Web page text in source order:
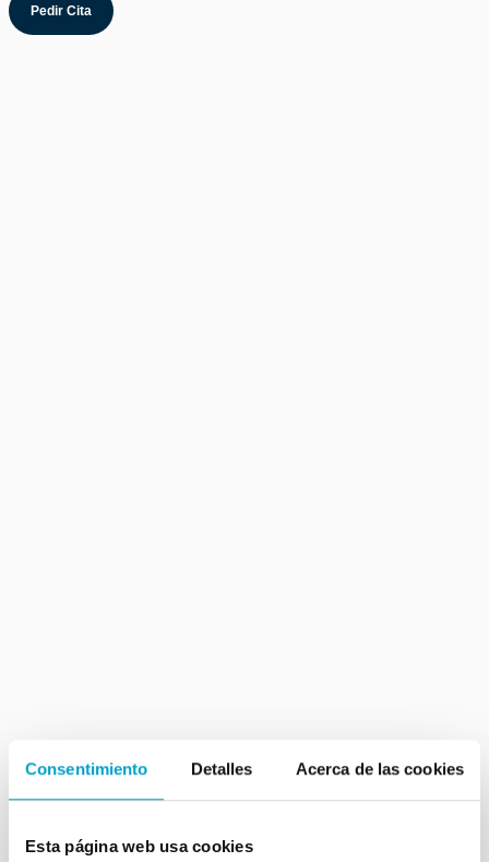
Consentimiento Detalles Acerca de las cookies
Esta página web usa cookies
Pedir Cita